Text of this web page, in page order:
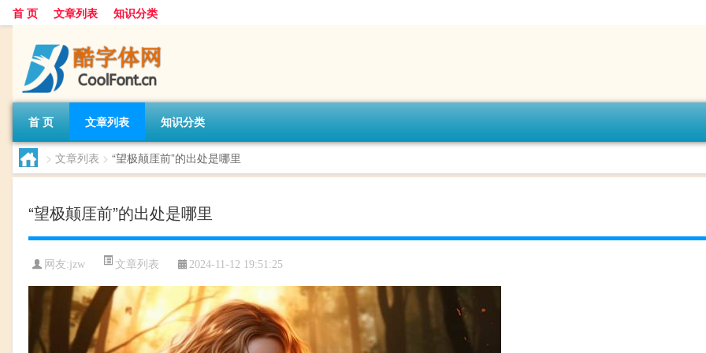
首 页 文章列表 知识分类
首 页 文章列表 知识分类
> 文章列表 > “望极颠厓前”的出处是哪里
“望极颠厓前”的出处是哪里
网友:jzw 文章列表 2024-11-12 19:51:25